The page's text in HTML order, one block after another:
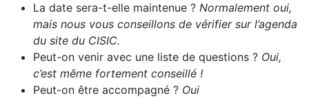
La date sera-t-elle maintenue ? Normalement oui,
mais nous vous conseillons de vérifier sur l’agenda
du site du CISIC.
Peut-on venir avec une liste de questions ? Oui,
c’est même fortement conseillé !
Peut-on être accompagné ? Oui